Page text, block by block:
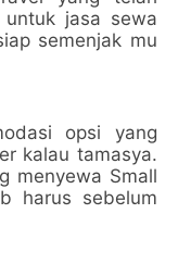
untuk jasa sewa
semenjak mu
opsi yang
kalau tamasya.
menyewa Small
harus sebelum